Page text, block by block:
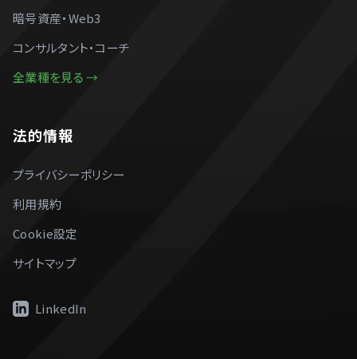
暗号資産・Web3
コンサルタント・コーチ
全業種を見る →
法的情報
プライバシーポリシー
利用規約
Cookie設定
サイトマップ
LinkedIn